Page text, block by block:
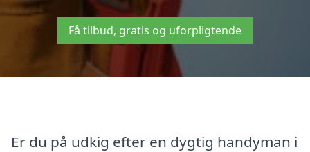
Få tilbud, gratis og uforpligtende
Er du på udkig efter en dygtig handyman i